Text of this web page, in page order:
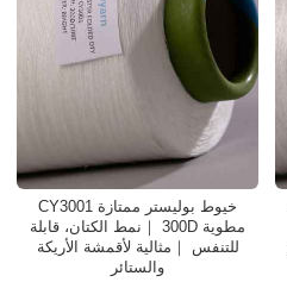
خيوط بوليستر ممتازة CY3001
مطوية 300D ｜نمط الكتان، قابلة
للتنفس ｜مثالية لأقمشة الأريكة
والستائر